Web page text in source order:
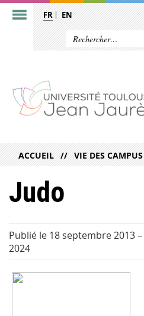
FR EN
ACCUEIL VIE DES CAMPUS
Judo
Publié le 18 septembre 2013–
2024